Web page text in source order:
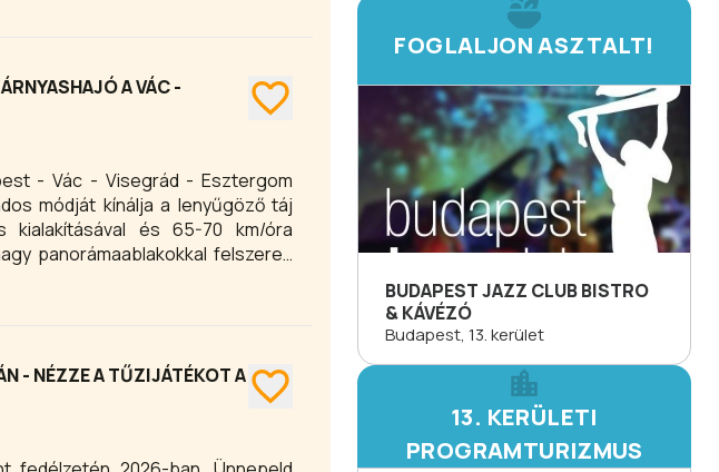
A VÁC -
- Vác - Visegrád - Esztergom
módját kínálja a lenyűgöző táj
és 65-70 km/óra
panorámaablakokkal felszerelt
- NÉZZE A TŰZIJÁTÉKOT A
FOGLALJON ASZTALT!
BUDAPEST JAZZ CLUB BISTRO
& KÁVÉZÓ
Budapest, 13. kerület
13. KERÜLETI
PROGRAMTURIZMUS